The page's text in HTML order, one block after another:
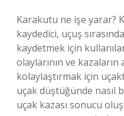
Karakutu ne işe yarar?
kaydedici, uçuş
kaydetmek için
olaylarının ve kazaların
kolaylaştırmak için
uçak düştüğünde nasıl
uçak kazası sonucu